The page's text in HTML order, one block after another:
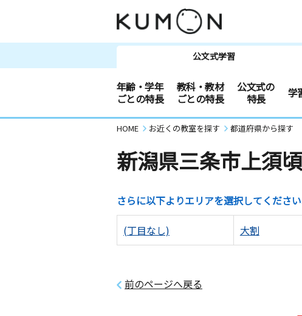
公文式学習
年齢・学年
ごとの特長
教科・教材
ごとの特長
公文式の
特長
学
HOME お近くの教室を探す 都道府県から探す
新潟県三条市上須頃
さらに以下よりエリアを選択してください
(丁目なし) 大割
前のページへ戻る